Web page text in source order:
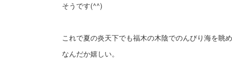
そうです(^^)
これで夏の炎天下でも福木の木陰でのんびり海を眺
なんだか嬉しい。